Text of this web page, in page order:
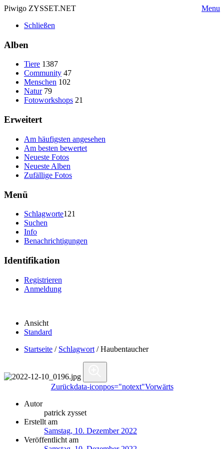
Piwigo ZYSSET.NET
Menu
Schließen
Alben
Tiere 1387
Community 47
Menschen 102
Natur 79
Fotoworkshops 21
Erweitert
Am häufigsten angesehen
Am besten bewertet
Neueste Fotos
Neueste Alben
Zufällige Fotos
Menü
Schlagworte121
Suchen
Info
Benachrichtigungen
Identifikation
Registrieren
Anmeldung
Ansicht
Standard
Startseite / Schlagwort /Haubentaucher
Zurückdata-iconpos="notext"Vorwärts
Autor
patrick zysset
Erstellt am
Samstag, 10. Dezember 2022
Veröffentlicht am